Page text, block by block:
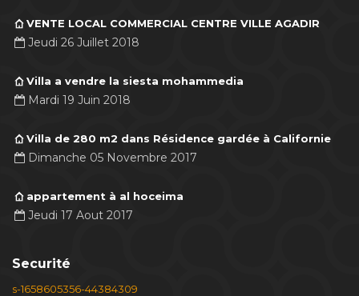
VENTE LOCAL COMMERCIAL CENTRE VILLE AGADIR
Jeudi 26 Juillet 2018
Villa a vendre la siesta mohammedia
Mardi 19 Juin 2018
Villa de 280 m2 dans Résidence gardée à Californie
Dimanche 05 Novembre 2017
appartement à al hoceima
Jeudi 17 Aout 2017
Securité
s-1658605356-44384309